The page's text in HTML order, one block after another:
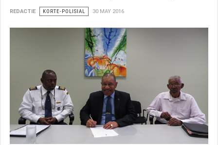
REDACTIE KORTE-POLISIAL 30 MAY 2016